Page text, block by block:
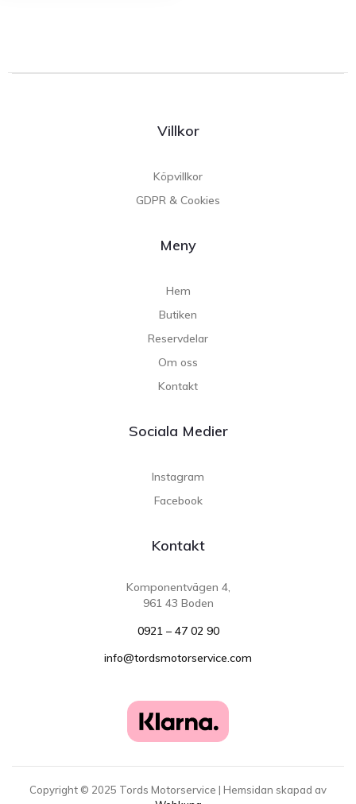
Villkor
Köpvillkor
GDPR & Cookies
Meny
Hem
Butiken
Reservdelar
Om oss
Kontakt
Sociala Medier
Instagram
Facebook
Kontakt
Komponentvägen 4,
961 43 Boden
0921 – 47 02 90
info@tordsmotorservice.com
Copyright © 2025 Tords Motorservice | Hemsidan skapad av